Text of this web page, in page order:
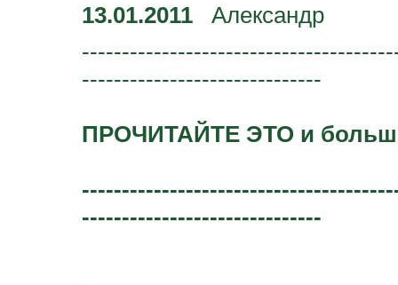
13.01.2011 Александр
------------------------------
ПРОЧИТАЙТЕ ЭТО и
------------------------------